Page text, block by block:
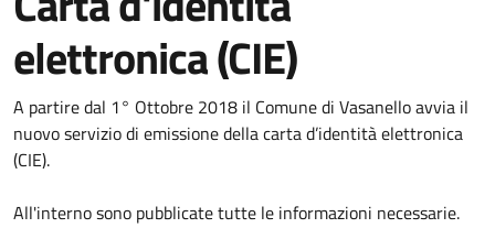
elettronica (CIE)
A partire dal 1° Ottobre 2018 il Comune di Vasanello avvia il
nuovo servizio di emissione della carta d’identità elettronica
(CIE).
All'interno sono pubblicate tutte le informazioni necessarie.